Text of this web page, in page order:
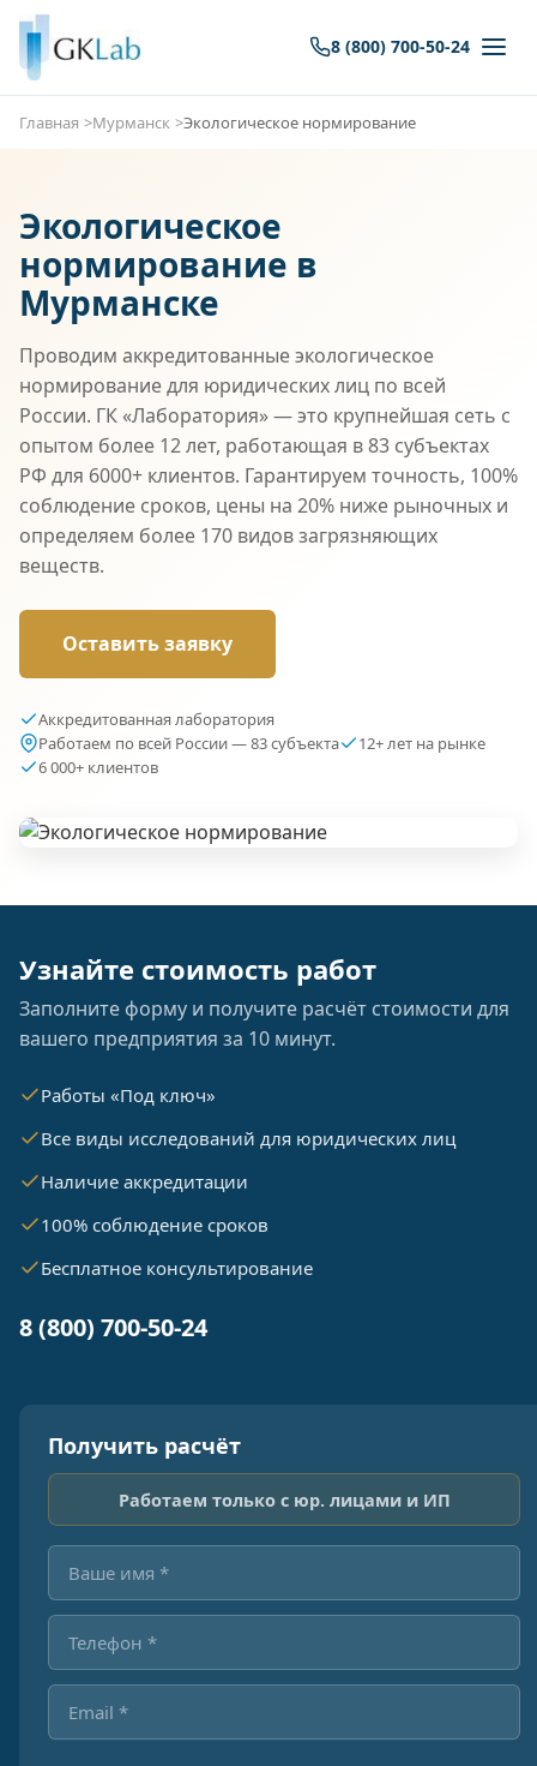
8 (800) 700-50-24
Главная Мурманск Экологическое нормирование
Экологическое
нормирование в
Мурманске
Проводим аккредитованные экологическое
нормирование для юридических лиц по всей
России. ГК «Лаборатория» — это крупнейшая сеть с
опытом более 12 лет, работающая в 83 субъектах
РФ для 6000+ клиентов. Гарантируем точность, 100%
соблюдение сроков, цены на 20% ниже рыночных и
определяем более 170 видов загрязняющих
веществ.
Оставить заявку
Аккредитованная лаборатория
Работаем по всей России — 83 субъекта
12+ лет на рынке
6 000+ клиентов
Узнайте стоимость работ
Заполните форму и получите расчёт стоимости для
вашего предприятия за 10 минут.
Работы «Под ключ»
Все виды исследований для юридических лиц
Наличие аккредитации
100% соблюдение сроков
Бесплатное консультирование
8 (800) 700-50-24
Получить расчёт
Работаем только с юр. лицами и ИП